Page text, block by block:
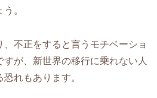
。
不正をすると言うモチベーショ
が、新世界の移行に乗れない人
れもあります。